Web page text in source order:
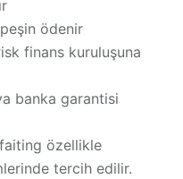
ödenir
finans kuruluşuna
banka garantisi
özellikle
tercih edilir.